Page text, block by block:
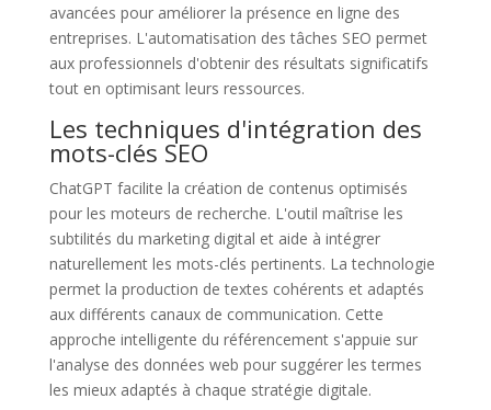
avancées pour améliorer la présence en ligne des
entreprises. L'automatisation des tâches SEO permet
aux professionnels d'obtenir des résultats significatifs
tout en optimisant leurs ressources.
Les techniques d'intégration des
mots-clés SEO
ChatGPT facilite la création de contenus optimisés
pour les moteurs de recherche. L'outil maîtrise les
subtilités du marketing digital et aide à intégrer
naturellement les mots-clés pertinents. La technologie
permet la production de textes cohérents et adaptés
aux différents canaux de communication. Cette
approche intelligente du référencement s'appuie sur
l'analyse des données web pour suggérer les termes
les mieux adaptés à chaque stratégie digitale.